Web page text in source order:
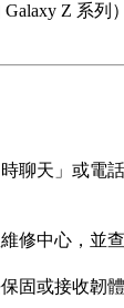
Z 系列
聊天」或電
修中心，並
固或接收韌體